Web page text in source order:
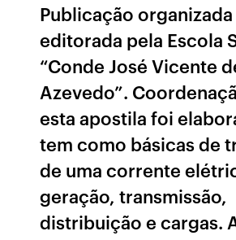
Publicação organizada
editorada pela Escola
“Conde José Vicente
Azevedo”.
esta apostila foi
tem como básicas de
de uma corrente
geração, transmissão,
distribuição e cargas.